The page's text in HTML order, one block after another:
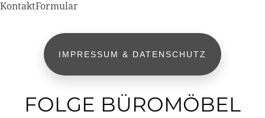
KontaktFormular
IMPRESSUM & DATENSCHUTZ
FOLGE BÜROMÖBEL